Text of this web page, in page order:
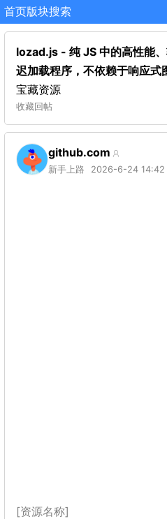
首页版块搜索
lozad.js - 纯 JS 中的高性能
迟加载程序，不依赖于响应
宝藏资源
收藏回帖
github.com
新手上路 2026-6-24 14:42
[资源名称]